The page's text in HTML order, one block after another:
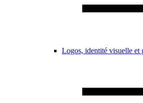
Logos, identité visuelle et